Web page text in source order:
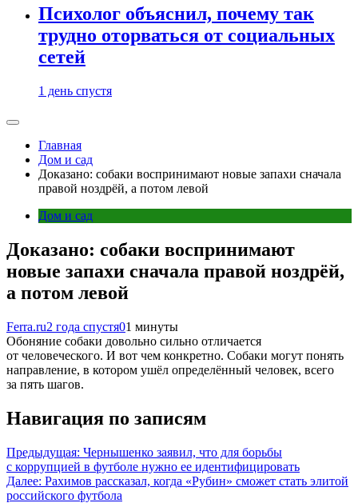
Психолог объяснил, почему так
трудно оторваться от социальных
сетей
1 день спустя
Главная
Дом и сад
Доказано: собаки воспринимают новые запахи сначала
правой ноздрёй, а потом левой
Дом и сад
Доказано: собаки воспринимают
новые запахи сначала правой ноздрёй,
а потом левой
Ferra.ru2 года спустя01 минуты
Обоняние собаки довольно сильно отличается
от человеческого. И вот чем конкретно. Собаки могут понять
направление, в котором ушёл определённый человек, всего
за пять шагов.
Навигация по записям
Предыдущая: Чернышенко заявил, что для борьбы
с коррупцией в футболе нужно ее идентифицировать
Далее: Рахимов рассказал, когда «Рубин» сможет стать элитой
российского футбола